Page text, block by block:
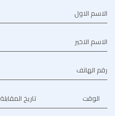
الاسم الاول
الاسم الاخير
رقم الهاتف
تاريخ المقابلة الوقت